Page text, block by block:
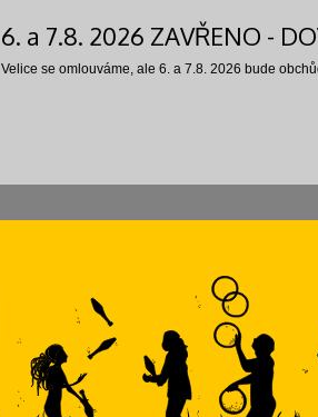
6. a 7.8. 2026 ZAVŘENO -
Velice se omlouváme, ale 6. a 7.8. 2026 bude